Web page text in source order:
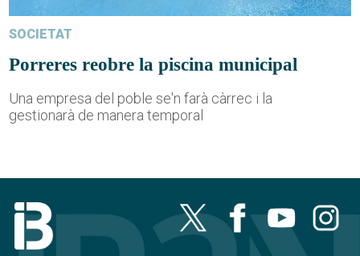
SOCIETAT
Porreres reobre la piscina municipal
Una empresa del poble se'n farà càrrec i la
gestionarà de manera temporal